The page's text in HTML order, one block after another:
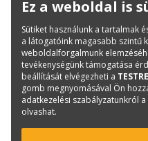
Kérdése van?
Bajkó
Ez a weboldal is
Sütiket használunk a tartalmak
a látogatóink magasabb szintű
weboldalforgalmunk
tevékenységünk támogatása
beállítását elvégezheti a
gomb megnyomásával Ön
adatkezelési szabályzatunkról a
olvashat.